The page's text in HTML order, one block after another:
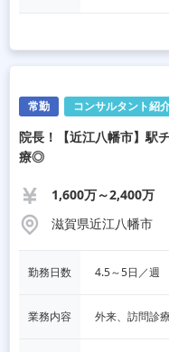
常勤 コンサルタント紹
院長！【近江八幡市】駅
療◎
1,600万～2,400万
滋賀県近江八幡市
勤務日数 4.5～5日／週
業務内容 外来、訪問診